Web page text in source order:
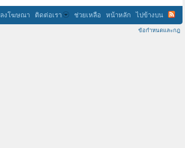
ลงโฆษณา ติดต่อเรา ช่วยเหลือ หน้าหลัก ไปข้างบน
ข้อกำหนดและกฎ